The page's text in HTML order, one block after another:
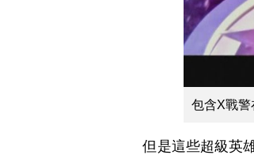
包含X戰
但是這些超級英